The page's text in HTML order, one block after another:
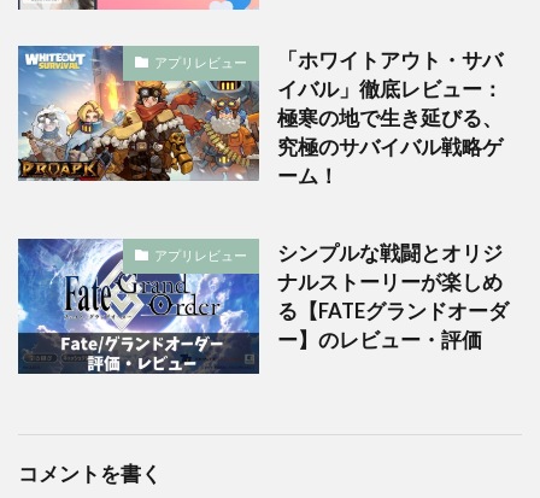
アプリレビュー
「ホワイトアウト・サバ
イバル」徹底レビュー：
極寒の地で生き延びる、
究極のサバイバル戦略ゲ
ーム！
アプリレビュー
シンプルな戦闘とオリジ
ナルストーリーが楽しめ
る【FATEグランドオーダ
ー】のレビュー・評価
コメントを書く